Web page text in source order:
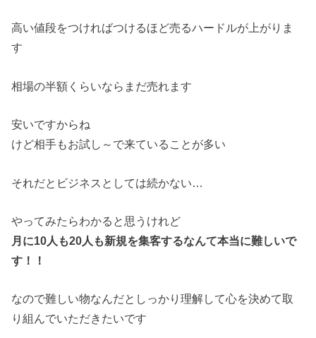
高い値段をつければつけるほど売るハードルが上がりま
す
相場の半額くらいならまだ売れます
安いですからね
けど相手もお試し～で来ていることが多い
それだとビジネスとしては続かない…
やってみたらわかると思うけれど
月に10人も20人も新規を集客するなんて本当に難しいで
す！！
なので難しい物なんだとしっかり理解して心を決めて取
り組んでいただきたいです